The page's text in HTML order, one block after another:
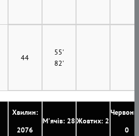
Хвилин:
2076
М'ячів: 28 Жовтих: 2
0
44
55'
82'